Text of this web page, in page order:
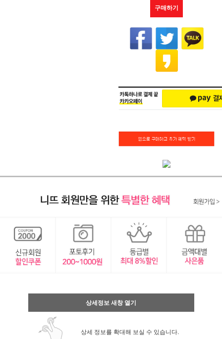
구매하기
상세정보 새창 열기
상세 정보를 확대해 보실 수 있습니다.